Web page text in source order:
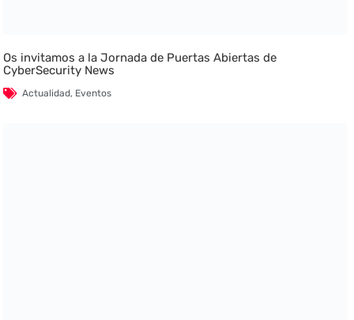
Os invitamos a la Jornada de Puertas Abiertas de
CyberSecurity News
Actualidad, Eventos